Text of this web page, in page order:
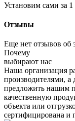
Установим сами за 1
Отзывы
Еще нет отзывов об
Почему
выбирают нас
Наша организация
производителями, а
предложить нашим
качественную
объекта или
сертифицирована и